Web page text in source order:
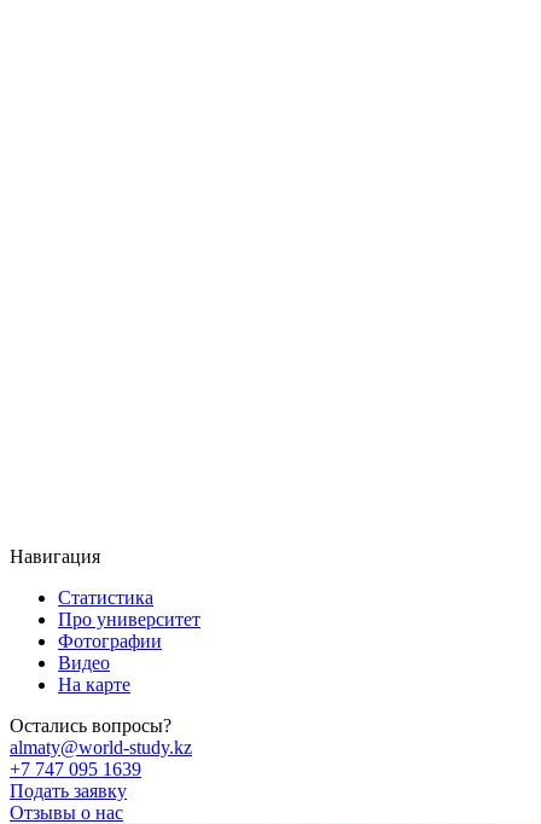
Навигация
Статистика
Про университет
Фотографии
Видео
На карте
Остались вопросы?
almaty@world-study.kz
+7 747 095 1639
Подать заявку
Отзывы о нас